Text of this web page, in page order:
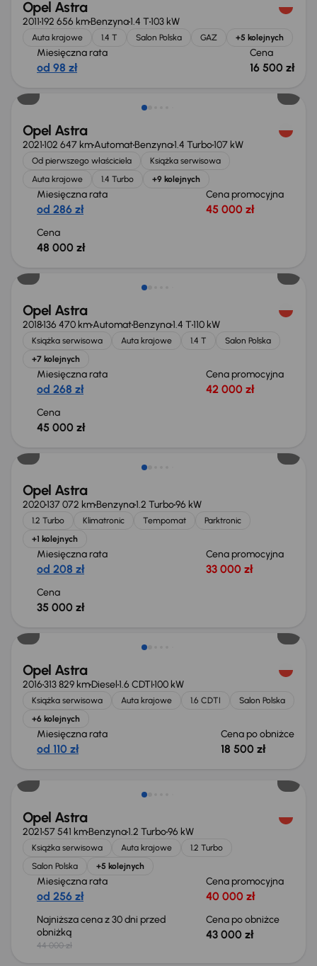
Opel Astra
2011192 656 kmBenzyna1.4 T103 kW
Auta krajowe 1.4 T Salon Polska GAZ +5 kolejnych
Miesięczna rata
od 98 zł
Cena
16 500 zł
Możliwość odliczenia VAT
Opel Astra
2021102 647 kmAutomatBenzyna1.4 Turbo107 kW
Od pierwszego właściciela
Książka serwisowa
Auta krajowe
1.4 Turbo +9 kolejnych
Miesięczna rata
od 286 zł
Cena promocyjna
45 000 zł
Cena
48 000 zł
Możliwość odliczenia VAT
Opel Astra
2018136 470 kmAutomatBenzyna1.4 T110 kW
Książka serwisowa Auta krajowe 1.4 T
Salon Polska
+7 kolejnych
Miesięczna rata
od 268 zł
Cena promocyjna
42 000 zł
Cena
45 000 zł
Extra zniżka 2 200 zł
Opel Astra
2020137 072 kmBenzyna1.2 Turbo96 kW
1.2 Turbo Klimatronic Tempomat
Parktronic
+1 kolejnych
Miesięczna rata
od 208 zł
Cena promocyjna
33 000 zł
Cena
35 000 zł
Taniej o 1 000 zł
Opel Astra
2016313 829 kmDiesel1.6 CDTI100 kW
Książka serwisowa Auta krajowe 1.6 CDTI
Salon Polska
+6 kolejnych
Miesięczna rata
od 110 zł
Cena po obniżce
18 500 zł
Opel Astra
202157 541 kmBenzyna1.2 Turbo96 kW
Książka serwisowa Auta krajowe
1.2 Turbo
Salon Polska
+5 kolejnych
Miesięczna rata
od 256 zł
Cena promocyjna
40 000 zł
Najniższa cena z 30 dni przed
obniżką
44 000 zł
Cena po obniżce
43 000 zł